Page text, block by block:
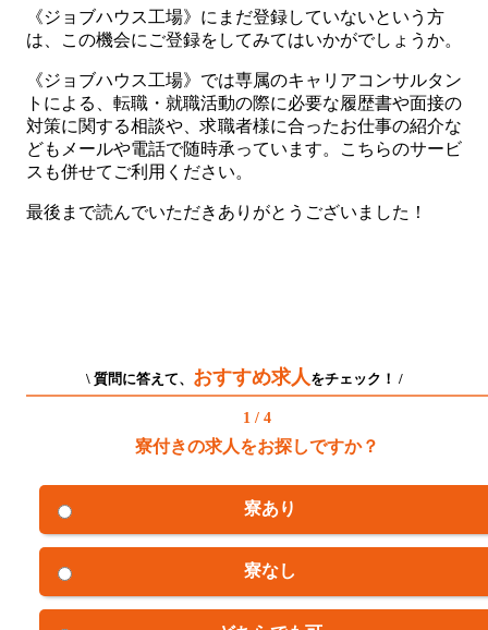
《ジョブハウス工場》にまだ登録していないという方
は、この機会にご登録をしてみてはいかがでしょうか。
《ジョブハウス工場》では専属のキャリアコンサルタン
トによる、転職・就職活動の際に必要な履歴書や面接の
対策に関する相談や、求職者様に合ったお仕事の紹介な
どもメールや電話で随時承っています。こちらのサービ
スも併せてご利用ください。
最後まで読んでいただきありがとうございました！
\ 質問に答えて、 おすすめ求人をチェック！ /
1 / 4
寮付きの求人をお探しですか？
寮あり
寮なし